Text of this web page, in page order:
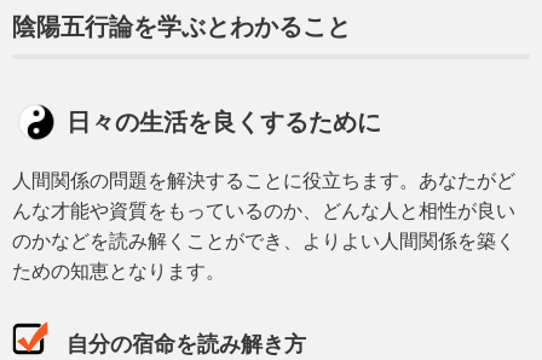
陰陽五行論を学ぶとわかること
日々の生活を良くするために
人間関係の問題を解決することに役立ちます。あなたがど
んな才能や資質をもっているのか、どんな人と相性が良い
のかなどを読み解くことができ、よりよい人間関係を築く
ための知恵となります。
自分の宿命を読み解き方